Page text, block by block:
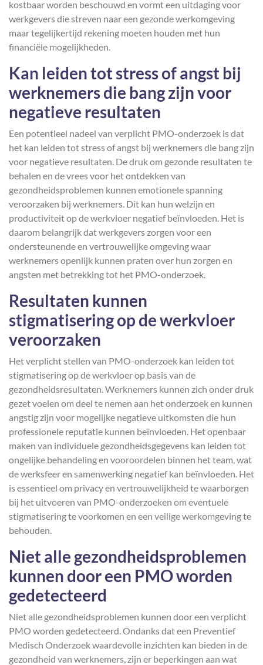
kostbaar worden beschouwd en vormt een uitdaging voor
werkgevers die streven naar een gezonde werkomgeving
maar tegelijkertijd rekening moeten houden met hun
financiële mogelijkheden.
Kan leiden tot stress of angst bij
werknemers die bang zijn voor
negatieve resultaten
Een potentieel nadeel van verplicht PMO-onderzoek is dat
het kan leiden tot stress of angst bij werknemers die bang zijn
voor negatieve resultaten. De druk om gezonde resultaten te
behalen en de vrees voor het ontdekken van
gezondheidsproblemen kunnen emotionele spanning
veroorzaken bij werknemers. Dit kan hun welzijn en
productiviteit op de werkvloer negatief beïnvloeden. Het is
daarom belangrijk dat werkgevers zorgen voor een
ondersteunende en vertrouwelijke omgeving waar
werknemers openlijk kunnen praten over hun zorgen en
angsten met betrekking tot het PMO-onderzoek.
Resultaten kunnen
stigmatisering op de werkvloer
veroorzaken
Het verplicht stellen van PMO-onderzoek kan leiden tot
stigmatisering op de werkvloer op basis van de
gezondheidsresultaten. Werknemers kunnen zich onder druk
gezet voelen om deel te nemen aan het onderzoek en kunnen
angstig zijn voor mogelijke negatieve uitkomsten die hun
professionele reputatie kunnen beïnvloeden. Het openbaar
maken van individuele gezondheidsgegevens kan leiden tot
ongelijke behandeling en vooroordelen binnen het team, wat
de werksfeer en samenwerking negatief kan beïnvloeden. Het
is essentieel om privacy en vertrouwelijkheid te waarborgen
bij het uitvoeren van PMO-onderzoeken om eventuele
stigmatisering te voorkomen en een veilige werkomgeving te
behouden.
Niet alle gezondheidsproblemen
kunnen door een PMO worden
gedetecteerd
Niet alle gezondheidsproblemen kunnen door een verplicht
PMO worden gedetecteerd. Ondanks dat een Preventief
Medisch Onderzoek waardevolle inzichten kan bieden in de
gezondheid van werknemers, zijn er beperkingen aan wat